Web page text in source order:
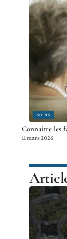
SOINS
Connaître les
11 mars 2026